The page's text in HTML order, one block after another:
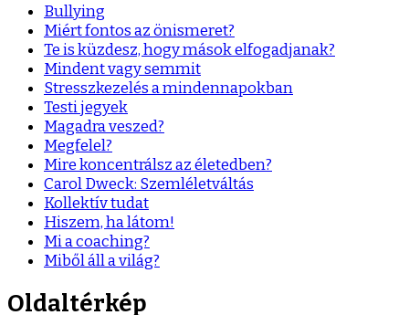
Bullying
Miért fontos az önismeret?
Te is küzdesz, hogy mások elfogadjanak?
Mindent vagy semmit
Stresszkezelés a mindennapokban
Testi jegyek
Magadra veszed?
Megfelel?
Mire koncentrálsz az életedben?
Carol Dweck: Szemléletváltás
Kollektív tudat
Hiszem, ha látom!
Mi a coaching?
Miből áll a világ?
Oldaltérkép